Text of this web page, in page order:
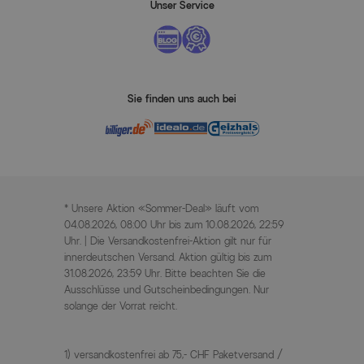
Unser Service
Sie finden uns auch bei
* Unsere Aktion «Sommer-Deal» läuft vom
04.08.2026, 08:00 Uhr bis zum 10.08.2026, 22:59
Uhr. | Die Versandkostenfrei-Aktion gilt nur für
innerdeutschen Versand. Aktion gültig bis zum
31.08.2026, 23:59 Uhr. Bitte beachten Sie die
Ausschlüsse und Gutscheinbedingungen. Nur
solange der Vorrat reicht.
1) versandkostenfrei ab 75,- CHF Paketversand /